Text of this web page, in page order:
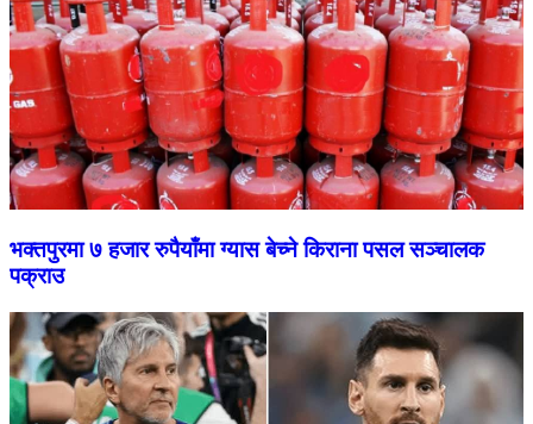
भक्तपुरमा ७ हजार रुपैयाँमा ग्यास बेच्ने किराना पसल सञ्चालक
पक्राउ